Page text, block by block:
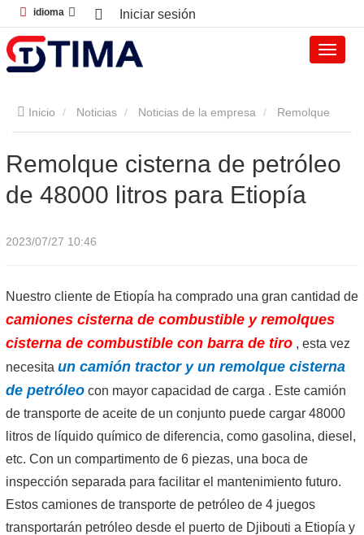
idioma Iniciar sesión
Inicio Noticias Noticias de la empresa
Remolque cisterna de petróleo
de 48000 litros para Etiopía
2023/07/27 10:46
Nuestro cliente de Etiopía ha comprado una gran cantidad de
camiones cisterna de combustible y remolques
cisterna de combustible con barra de tiro , esta vez
necesita un camión tractor y un remolque cisterna
de petróleo con mayor capacidad de carga . Este camión
de transporte de aceite de un conjunto puede cargar 48000
litros de líquido químico de diferencia, como gasolina, diesel,
etc. Con un compartimento de 6 piezas, una boca de
inspección separada para facilitar el mantenimiento futuro.
Estos camiones de transporte de petróleo de 4 juegos
transportarán petróleo desde el puerto de Djibouti a Etiopía y